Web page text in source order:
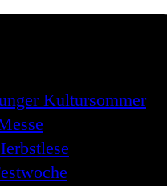
Kultursommer